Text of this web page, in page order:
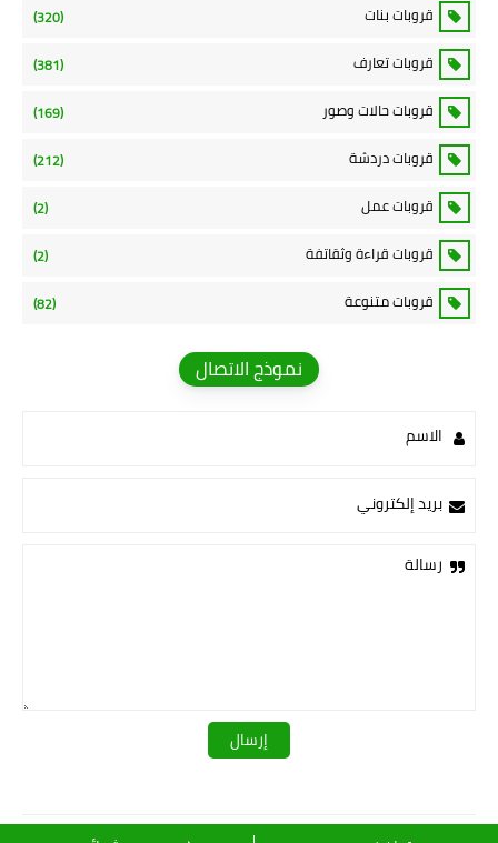
قروبات بنات (320)
قروبات تعارف (381)
قروبات حالات وصور (169)
قروبات دردشة (212)
قروبات عمل (2)
قروبات قراءة وثقاتفة (2)
قروبات متنوعة (82)
نموذج الاتصال
الاسم
بريد إلكتروني
رسالة
قـــــروبات ســ💛ــيدرا